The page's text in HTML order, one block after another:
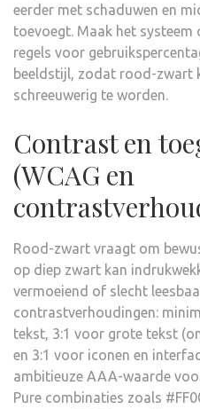
eerder met schaduwen en
toevoegt. Maak het
regels voor
beeldstijl, zodat rood-zwart
schreeuwerig te worden.
Contrast en
(WCAG en
Rood-zwart vraagt om
op diep zwart kan
vermoeiend of slecht
contrastverhoudingen:
tekst, 3:1 voor grote tekst
en 3:1 voor iconen en
ambitieuze AAA-waarde
Pure combinaties zoals